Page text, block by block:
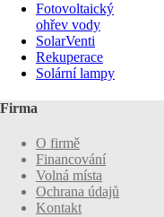
Fotovoltaický
ohřev vody
SolarVenti
Rekuperace
Solární lampy
Firma
O firmě
Financování
Volná místa
Ochrana údajů
Kontakt